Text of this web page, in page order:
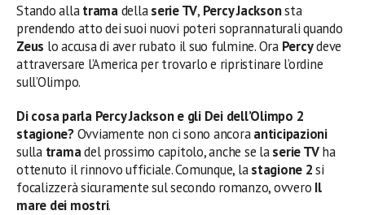
Stando allatramadellaserie TV, Percy Jacksonsta
prendendo atto dei suoi nuovi poteri soprannaturali quando
Zeus lo accusa di aver rubato il suo fulmine. Ora Percydeve
attraversare l’America per trovarlo e ripristinare l’ordine
sull’Olimpo.
Di cosa parla Percy Jackson e gli Dei dell’Olimpo 2
stagione?Ovviamente non ci sono ancoraanticipazioni
sullatramadel prossimo capitolo, anche se laserie TVha
ottenuto il rinnovo ufficiale. Comunque, lastagione 2si
focalizzerà sicuramente sul secondo romanzo, ovvero Il
mare dei mostri.